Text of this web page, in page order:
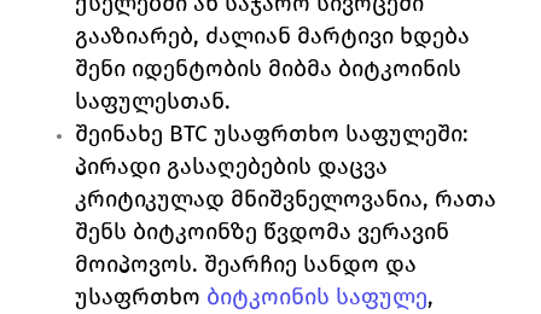
გააზიარებ, ძალიან მარტივი ხდება
შენი იდენტობის მიბმა ბიტკოინის
საფულესთან.
შეინახე BTC უსაფრთხო საფულეში:
პირადი გასაღებების დაცვა
კრიტიკულად მნიშვნელოვანია, რათა
შენს ბიტკოინზე წვდომა ვერავინ
მოიპოვოს. შეარჩიე სანდო და
უსაფრთხო ბიტკოინის საფულე,